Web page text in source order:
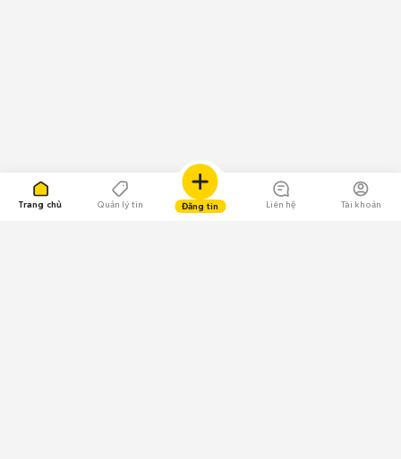
Trang chủ Quản lý tin Đăng tin Liên hệ Tài khoản